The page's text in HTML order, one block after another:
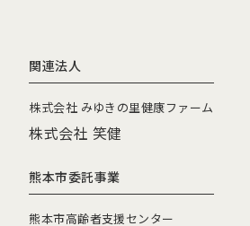
関連法人
株式会社 みゆきの里健康ファーム
株式会社 笑健
熊本市委託事業
熊本市高齢者支援センター